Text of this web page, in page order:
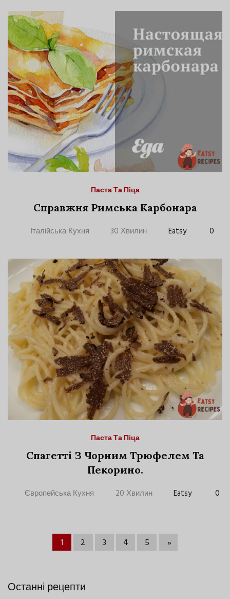
Паста Та Піца
Справжня Римська Карбонара
Італійська Кухня 30 Хвилин Eatsy 0
Паста Та Піца
Спагетті З Чорним Трюфелем Та
Пекорино.
Європейська Кухня 20 Хвилин Eatsy 0
1 2 3 4 5 »
Останні рецепти